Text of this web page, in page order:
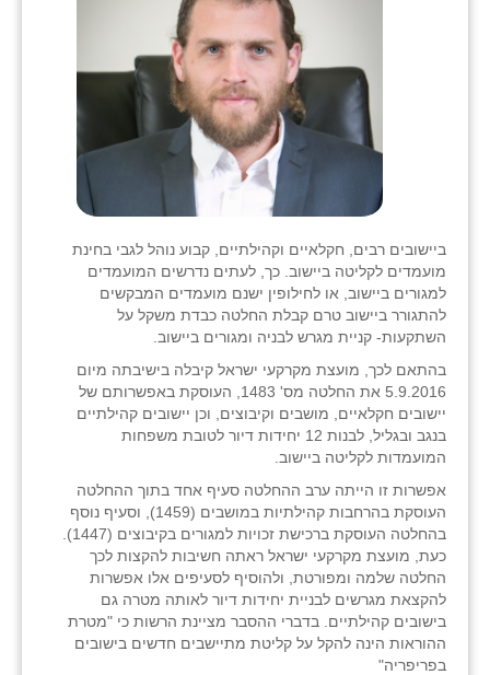
ביישובים רבים, חקלאיים וקהילתיים, קבוע נוהל לגבי בחינת
מועמדים לקליטה ביישוב. כך, לעתים נדרשים המועמדים
למגורים ביישוב, או לחילופין ישנם מועמדים המבקשים
להתגורר ביישוב טרם קבלת החלטה כבדת משקל על
השתקעות- קניית מגרש לבניה ומגורים ביישוב.
בהתאם לכך, מועצת מקרקעי ישראל קיבלה בישיבתה מיום
5.9.2016 את החלטה מס' 1483, העוסקת באפשרותם של
יישובים חקלאיים, מושבים וקיבוצים, וכן יישובים קהילתיים
בנגב ובגליל, לבנות 12 יחידות דיור לטובת משפחות
המועמדות לקליטה ביישוב.
אפשרות זו הייתה ערב ההחלטה סעיף אחד בתוך ההחלטה
העוסקת בהרחבות קהילתיות במושבים (1459), וסעיף נוסף
בהחלטה העוסקת ברכישת זכויות למגורים בקיבוצים (1447).
כעת, מועצת מקרקעי ישראל ראתה חשיבות להקצות לכך
החלטה שלמה ומפורטת, ולהוסיף לסעיפים אלו אפשרות
להקצאת מגרשים לבניית יחידות דיור לאותה מטרה גם
בישובים קהילתיים. בדברי ההסבר מציינת הרשות כי "מטרת
ההוראות הינה להקל על קליטת מתיישבים חדשים בישובים
בפריפריה"